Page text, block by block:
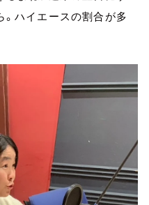
。ハイエースの割合が多